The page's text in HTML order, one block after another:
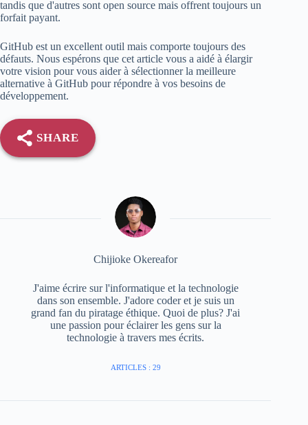
tandis que d'autres sont open source mais offrent toujours un
forfait payant.
GitHub est un excellent outil mais comporte toujours des
défauts. Nous espérons que cet article vous a aidé à élargir
votre vision pour vous aider à sélectionner la meilleure
alternative à GitHub pour répondre à vos besoins de
développement.
SHARE
Chijioke Okereafor
J'aime écrire sur l'informatique et la technologie
dans son ensemble. J'adore coder et je suis un
grand fan du piratage éthique. Quoi de plus? J'ai
une passion pour éclairer les gens sur la
technologie à travers mes écrits.
ARTICLES : 29